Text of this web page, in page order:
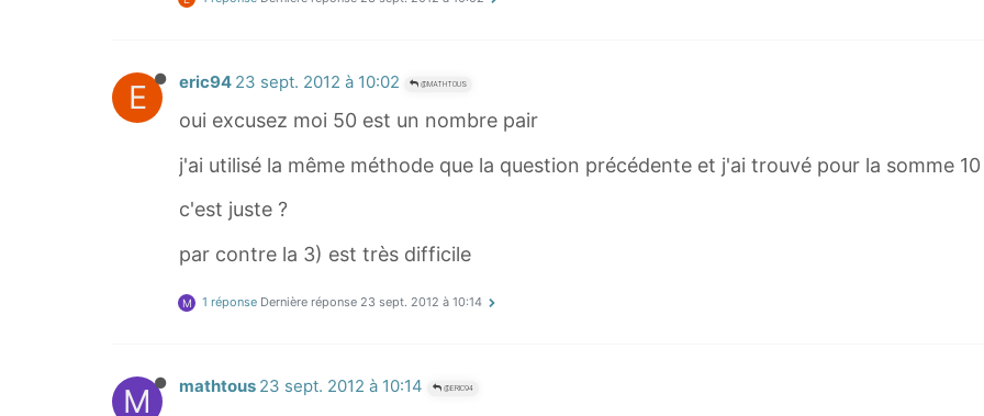
E eric94 23 sept. 2012 à 10:02 @MATHTOUS
oui excusez moi 50 est un nombre pair
j'ai utilisé la même méthode que la question précédente et j'ai trouvé pour la somme
c'est juste ?
par contre la 3) est très difficile
M 1 réponse Dernière réponse 23 sept. 2012 à 10:14
M mathtous 23 sept. 2012 à 10:14 @ERIC94